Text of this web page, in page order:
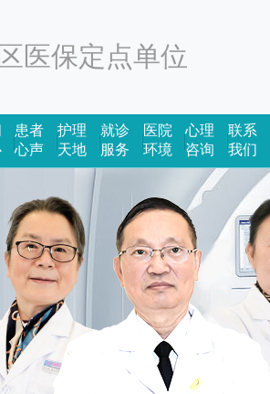
医保定点单位
患者
心声
护理
天地
就诊
服务
医院
环境
心理
咨询
联系
我们